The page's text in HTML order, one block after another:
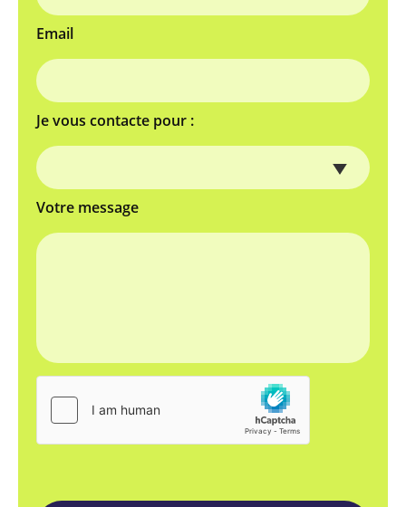
Email
Je vous contacte pour :
Votre message